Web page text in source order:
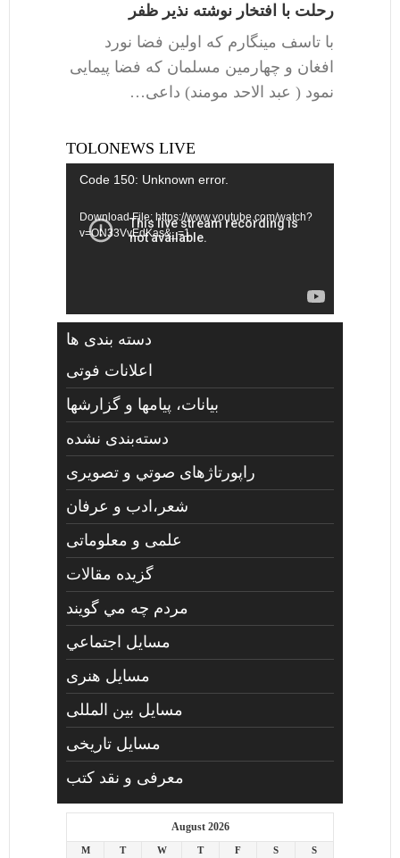
رحلت با افتخار نوشته نذیر ظفر
با تاسف مینگارم که اولین فضا نورد
افغان و چهارمین مسلمان که فضا پیمایی
نمود ( عبد الاحد مومند) داعی…
TOLONEWS LIVE
Video
Code 150: Unknown error.
Download File: https://www.youtube.com/watch?
v=ON33VvEdKas&_=1
دسته بندی ها
اعلانات فوتی
بیانات، پیامها و گزارشها
دسته‌بندی نشده
راپورتاژهای صوتي و تصويری
شعر،ادب و عرفان
علمی و معلوماتی
گزیده مقالات
مردم چه مي گويند
مسايل اجتماعي
مسايل هنری
مسایل بین المللی
مسایل تاریخی
معرفی و نقد کتب
August 2026
M T W T F S S